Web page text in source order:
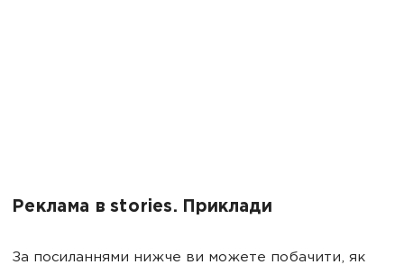
Реклама в stories. Приклади
За посиланнями нижче ви можете побачити, як